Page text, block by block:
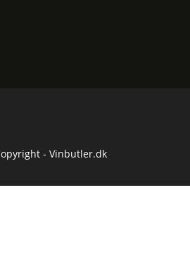
- Vinbutler.dk